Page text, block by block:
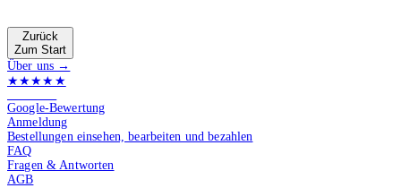
Zurück
Zum Start
Über uns →
★★★★★
Google-Bewertung
Anmeldung
Bestellungen einsehen, bearbeiten und bezahlen
FAQ
Fragen & Antworten
AGB